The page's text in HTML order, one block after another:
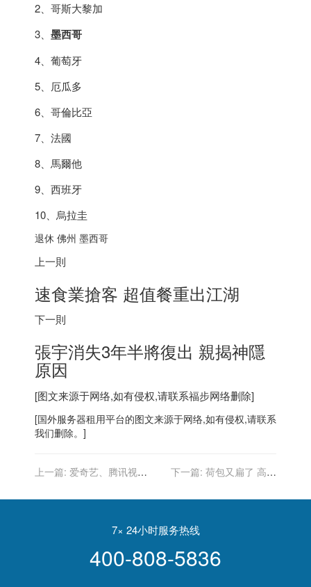
2、哥斯大黎加
3、 墨西哥
4、 葡萄牙
5、厄瓜多
6、哥倫比亞
7、法國
8、馬爾他
9、 西班牙
10、烏拉圭
退休 佛州 墨西哥
上一則
速食業搶客 超值餐重出江湖
下一則
張宇消失3年半將復出 親揭神隱
原因
[图文来源于网络,如有侵权,请联系福步网络删除]
[国外服务器租用平台的图文来源于网络,如有侵权,请联系
我们删除。]
上一篇: 爱奇艺、腾讯视
记》全十季高清版将于 2 月
下一篇: 荷包又扁了 高樂
今年都將漲價
7× 24小时服务热线
400-808-5836